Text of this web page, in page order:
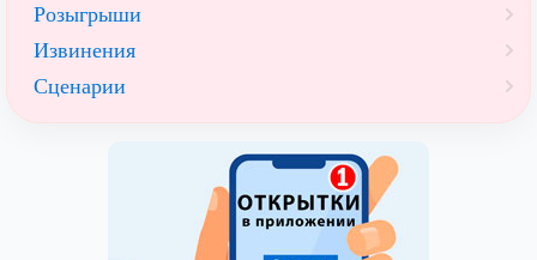
Розыгрыши
Извинения
Сценарии